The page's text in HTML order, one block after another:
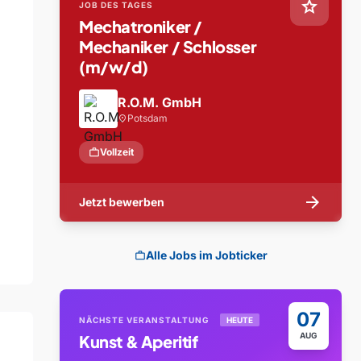
star
JOB DES TAGES
Mechatroniker /
Mechaniker / Schlosser
(m/w/d)
R.O.M. GmbH
location_on Potsdam
workVollzeit
Jetzt bewerben arrow_forward
workAlle Jobs im Jobticker
07
AUG
NÄCHSTE VERANSTALTUNG HEUTE
Kunst & Aperitif